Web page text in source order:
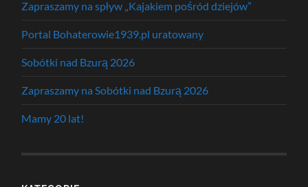
Zapraszamy na spływ „Kajakiem pośród dziejów”
Portal Bohaterowie1939.pl uratowany
Sobótki nad Bzurą 2026
Zapraszamy na Sobótki nad Bzurą 2026
Mamy 20 lat!